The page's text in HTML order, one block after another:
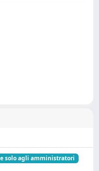
solo agli amministratori